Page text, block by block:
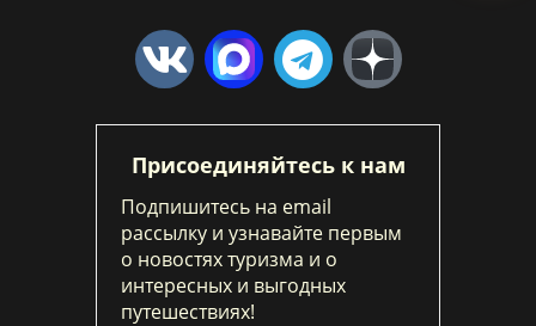
Присоединяйтесь к нам
Подпишитесь на email
рассылку и узнавайте первым
о новостях туризма и о
интересных и выгодных
путешествиях!